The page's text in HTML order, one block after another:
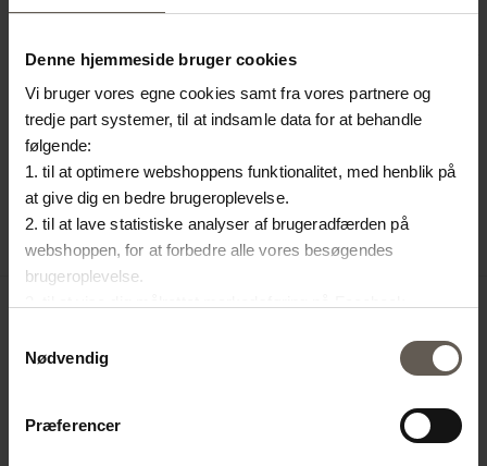
Denne hjemmeside bruger cookies
Vi bruger vores egne cookies samt fra vores partnere og
tredje part systemer, til at indsamle data for at behandle
følgende:
1. til at optimere webshoppens funktionalitet, med henblik på
at give dig en bedre brugeroplevelse.
2. til at lave statistiske analyser af brugeradfærden på
webshoppen, for at forbedre alle vores besøgendes
brugeroplevelse.
Hvis du vil vide mere om hvordan cookies bliver delt og
brugt er du velkommen til at trykke på "Detaljer". Du kan til
enhver tid ændre eller trække dit samtykke tilbage ved at
trykke på ikonet i bunden af venstre hjørne.
Nødvendig
Præferencer
Databehandlerne behandler udelukkende personoplysninger efter
OVERFØRSEL TIL TREDJELANDE
Nogle databehandlere, herunder analyseværktøjer, kan være
placeret uden for EU/EØS.
I disse tilfælde sikres et tilstrækkeligt beskyttelsesniveau gennem
EU-godkendte overførselsmekanismer, såsom
standardkontraktbestemmelser.
6. DINE RETTIGHEDER
Du har følgende rettigheder i forbindelse med vores behandling af
dine personoplysninger:
Ret til berigtigelse